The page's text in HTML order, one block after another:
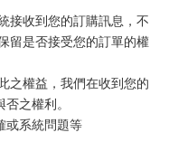
接收到您的訂購訊息，不
留是否接受您的訂單的權
之權益，我們在收到您的
之權利。
或系統問題等